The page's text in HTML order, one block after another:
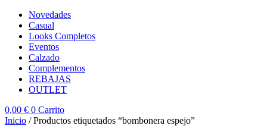
Novedades
Casual
Looks Completos
Eventos
Calzado
Complementos
REBAJAS
OUTLET
0,00 € 0 Carrito
Inicio / Productos etiquetados “bombonera espejo”